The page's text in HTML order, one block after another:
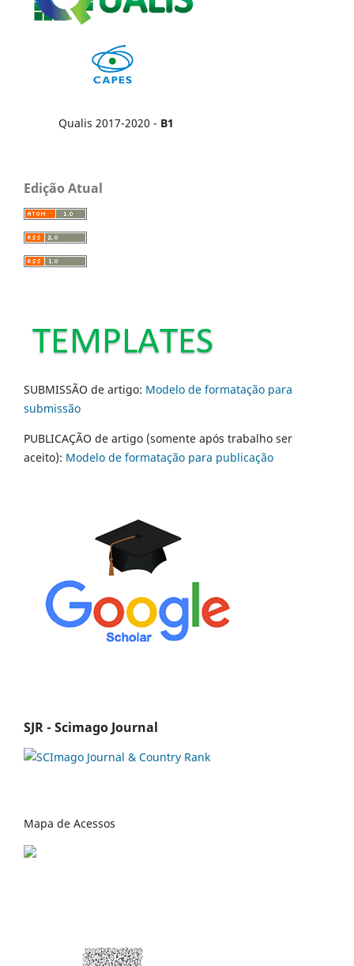
Qualis 2017-2020 - B1
Edição Atual
SUBMISSÃO de artigo: Modelo de formatação para
submissão
PUBLICAÇÃO de artigo (somente após trabalho ser
aceito): Modelo de formatação para publicação
SJR - Scimago Journal
Mapa de Acessos